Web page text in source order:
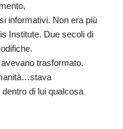
informativi. Non era più
Institute. Due secoli di
trasformato.
di lui qualcosa